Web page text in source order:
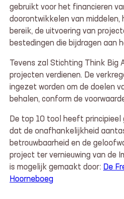
gebruikt voor het financieren
doorontwikkelen van
bereik, de uitvoering van
bestedingen die bijdragen aan
Tevens zal Stichting Think Big
projecten verdienen. De
ingezet worden om de doelen
behalen, conform de
De top 10 tool heeft principieel
dat de onafhankelijkheid
betrouwbaarheid en de
project ter vernieuwing van de
is mogelijk gemaakt door: De
Hoorneboeg